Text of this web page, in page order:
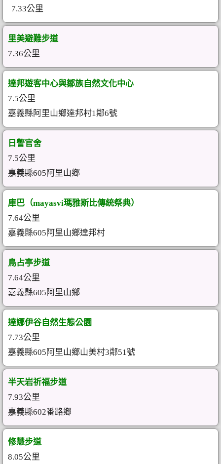
7.33公里
里美避難步道
7.36公里
達邦遊客中心與鄒族自然文化中心
7.5公里
嘉義縣阿里山鄉達邦村1鄰6號
日警官舍
7.5公里
嘉義縣605阿里山鄉
庫巴（mayasvi瑪雅斯比傳統祭典）
7.64公里
嘉義縣605阿里山鄉達邦村
鳥占亭步道
7.64公里
嘉義縣605阿里山鄉
達娜伊谷自然生態公園
7.73公里
嘉義縣605阿里山鄉山美村3鄰51號
半天岩祈福步道
7.93公里
嘉義縣602番路鄉
修慧步道
8.05公里